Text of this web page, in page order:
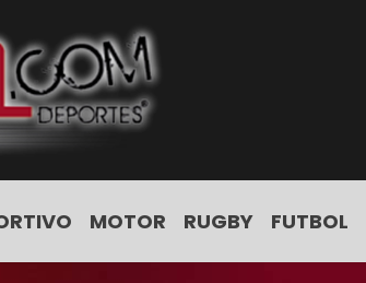
MOTOR RUGBY FUTBOL